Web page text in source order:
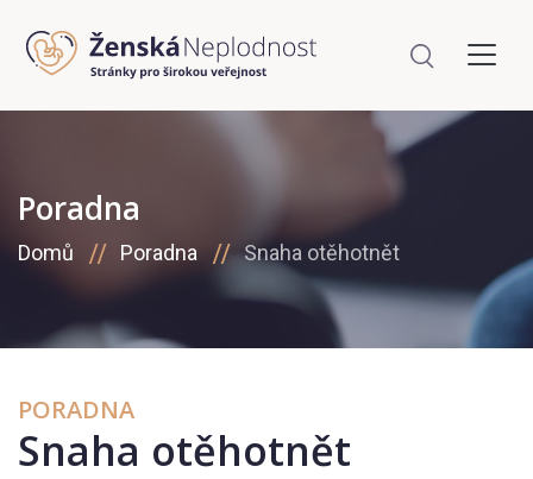
Poradna
Domů Poradna Snaha otěhotnět
PORADNA
Snaha otěhotnět